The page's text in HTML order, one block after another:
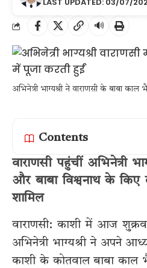
🔊
अभिनेत्री भाग्यश्री ने वाराणसी के बाबा
Contents
वाराणसी पहुंचीं अभिनेत्री
और बाबा विश्वनाथ के
शामिल
वाराणसी: काशी में आज
अभिनेत्री भाग्यश्री ने अपने
काशी के कोतवाल बाबा